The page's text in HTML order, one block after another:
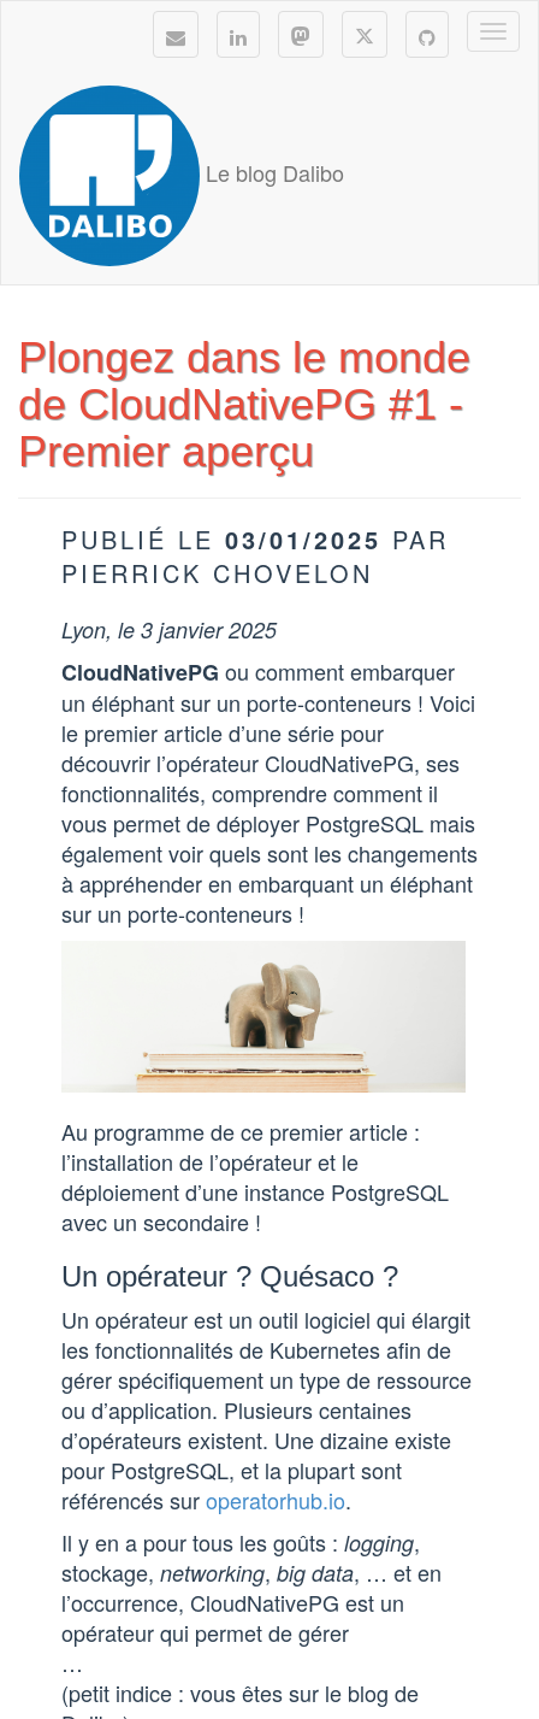
Le blog Dalibo
Plongez dans le monde
de CloudNativePG #1 -
Premier aperçu
PUBLIÉ LE 03/01/2025 PAR
PIERRICK CHOVELON
Lyon, le 3 janvier 2025
CloudNativePG ou comment embarquer
un éléphant sur un porte-conteneurs ! Voici
le premier article d’une série pour
découvrir l’opérateur CloudNativePG, ses
fonctionnalités, comprendre comment il
vous permet de déployer PostgreSQL mais
également voir quels sont les changements
à appréhender en embarquant un éléphant
sur un porte-conteneurs !
Au programme de ce premier article :
l’installation de l’opérateur et le
déploiement d’une instance PostgreSQL
avec un secondaire !
Un opérateur ? Quésaco ?
Un opérateur est un outil logiciel qui élargit
les fonctionnalités de Kubernetes afin de
gérer spécifiquement un type de ressource
ou d’application. Plusieurs centaines
d’opérateurs existent. Une dizaine existe
pour PostgreSQL, et la plupart sont
référencés suroperatorhub.io.
Il y en a pour tous les goûts : logging,
stockage, networking, big data, … et en
l’occurrence, CloudNativePG est un
opérateur qui permet de gérer
…
(petit indice : vous êtes sur le blog de